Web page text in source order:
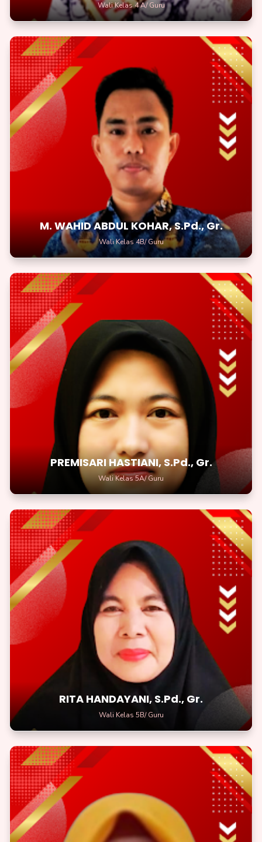
Wali Kelas 4 A/ Guru
M. WAHID ABDUL KOHAR, S.Pd., Gr.
Wali Kelas 4B/ Guru
M. WAHID ABDUL KOHAR, S.Pd., Gr.
Wali Kelas 4B/Guru
Kamu adalah bintang yang bercahaya di dunia pendidikan!
PREMISARI HASTIANI, S.Pd., Gr.
Wali Kelas 5A/ Guru
PREMISARI HASTIANI, S.Pd., Gr.
Wali Kelas 5A/Guru
Tetap semangat karena setiap usahamu di kelas akan membawa
hasil yang berharga
RITA HANDAYANI, S.Pd., Gr.
Wali Kelas 5B/ Guru
RITA HANDAYANI, S.Pd., Gr.
Wali Kelas 5B/Guru
Berkreasilah dengan ide-ide cerdasmu dan tunjukkan kepada
dunia apa yang bisa kamu capai.
LAILA MAYASARI, S.Pd.SD., Gr.